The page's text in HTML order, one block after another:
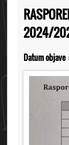
2024/
Datum objave :